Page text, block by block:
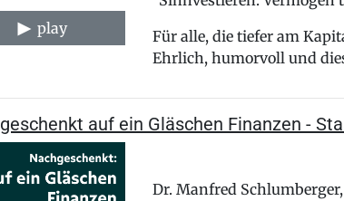
play
Für alle, die tiefer am
Ehrlich, humorvoll und
auf ein Gläschen Finanzen -
Dr. Manfred